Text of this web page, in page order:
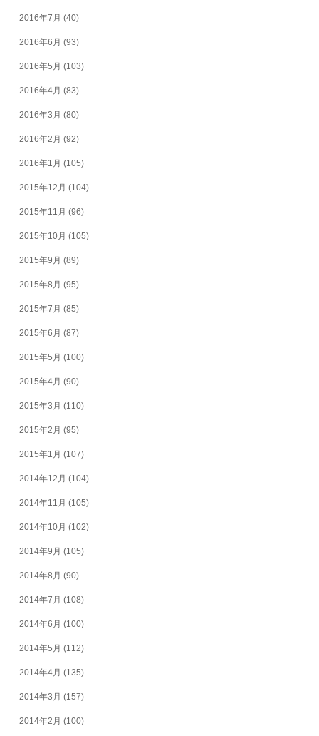
2016年7月 (40)
2016年6月 (93)
2016年5月 (103)
2016年4月 (83)
2016年3月 (80)
2016年2月 (92)
2016年1月 (105)
2015年12月 (104)
2015年11月 (96)
2015年10月 (105)
2015年9月 (89)
2015年8月 (95)
2015年7月 (85)
2015年6月 (87)
2015年5月 (100)
2015年4月 (90)
2015年3月 (110)
2015年2月 (95)
2015年1月 (107)
2014年12月 (104)
2014年11月 (105)
2014年10月 (102)
2014年9月 (105)
2014年8月 (90)
2014年7月 (108)
2014年6月 (100)
2014年5月 (112)
2014年4月 (135)
2014年3月 (157)
2014年2月 (100)